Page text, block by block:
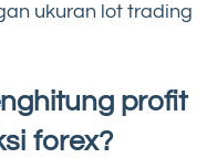
ukuran lot trading
profit
forex?